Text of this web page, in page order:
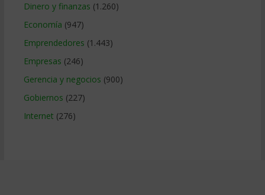
Dinero y finanzas (1.260)
Economía (947)
Emprendedores (1.443)
Empresas (246)
Gerencia y negocios (900)
Gobiernos (227)
Internet (276)